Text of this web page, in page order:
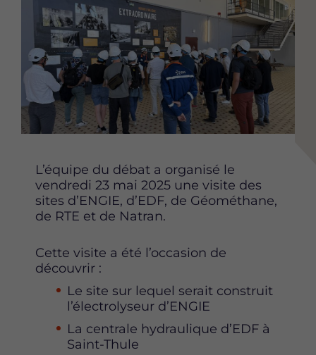
Content
L’équipe du débat a organisé le
vendredi 23 mai 2025 une visite des
sites d’ENGIE, d’EDF, de Géométhane,
de RTE et de Natran.
Cette visite a été l’occasion de
découvrir :
Le site sur lequel serait construit
l’électrolyseur d’ENGIE
La centrale hydraulique d’EDF à
Saint-Thule